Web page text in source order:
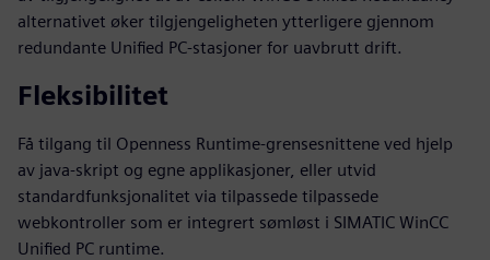
alternativet øker tilgjengeligheten ytterligere gjennom
redundante Unified PC-stasjoner for uavbrutt drift.
Fleksibilitet
Få tilgang til Openness Runtime-grensesnittene ved hjelp
av java-skript og egne applikasjoner, eller utvid
standardfunksjonalitet via tilpassede tilpassede
webkontroller som er integrert sømløst i SIMATIC WinCC
Unified PC runtime.